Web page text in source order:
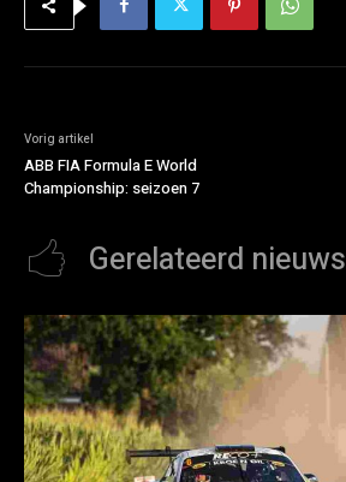
Vorig artikel
ABB FIA Formula E World
Championship: seizoen 7
Gerelateerd nieuws